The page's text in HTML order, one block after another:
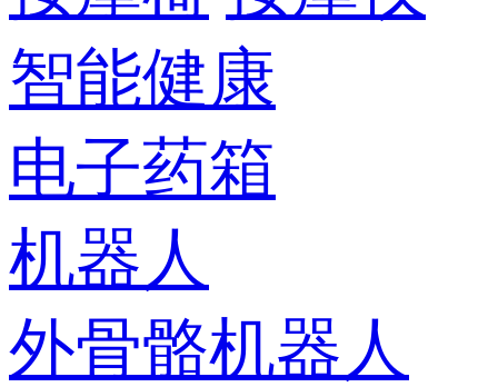
智能健康
电子药箱
机器人
外骨骼机器人